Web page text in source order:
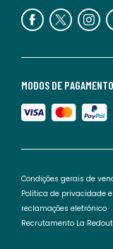
MODOS DE PAGAMENTO
Condições gerais de
Política de privacidade e
reclamações eletrónico
Recrutamento La